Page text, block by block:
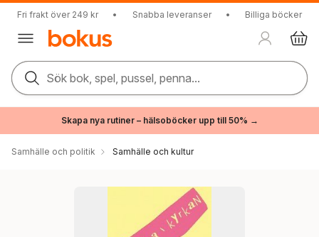
Fri frakt över 249 kr • Snabba leveranser • Billiga böcker
Sök bok, spel, pussel, penna...
Skapa nya rutiner – hälsoböcker upp till 50% →
Samhälle och politik Samhälle och kultur